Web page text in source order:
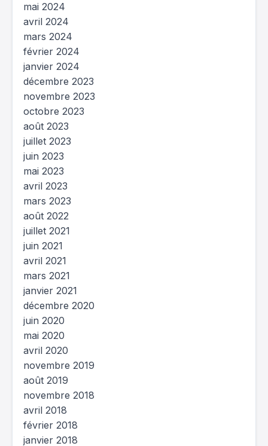
mai 2024
avril 2024
mars 2024
février 2024
janvier 2024
décembre 2023
novembre 2023
octobre 2023
août 2023
juillet 2023
juin 2023
mai 2023
avril 2023
mars 2023
août 2022
juillet 2021
juin 2021
avril 2021
mars 2021
janvier 2021
décembre 2020
juin 2020
mai 2020
avril 2020
novembre 2019
août 2019
novembre 2018
avril 2018
février 2018
janvier 2018